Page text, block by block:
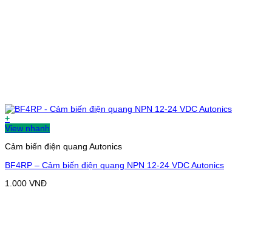
+
View nhanh
Cảm biến điện quang Autonics
BF4RP – Cảm biến điện quang NPN 12-24 VDC Autonics
1.000 VNĐ